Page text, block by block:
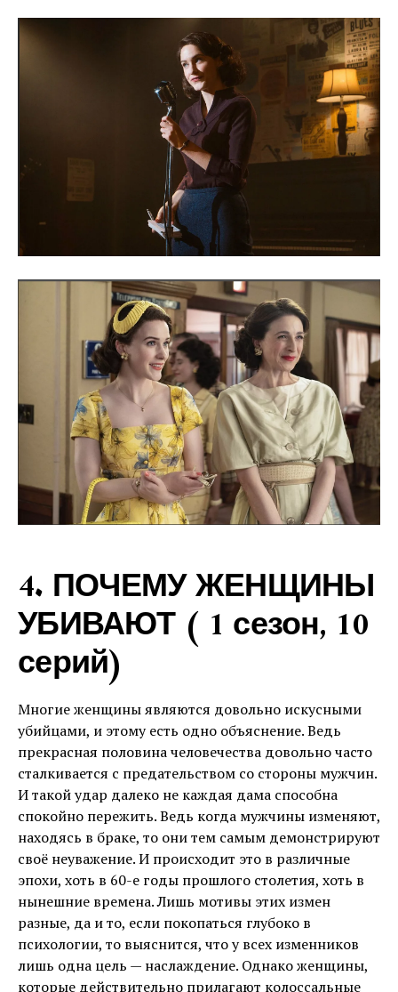
4. ПОЧЕМУ ЖЕНЩИНЫ
УБИВАЮТ ( 1 сезон, 10
серий)
Многие женщины являются довольно искусными
убийцами, и этому есть одно объяснение. Ведь
прекрасная половина человечества довольно часто
сталкивается с предательством со стороны мужчин.
И такой удар далеко не каждая дама способна
спокойно пережить. Ведь когда мужчины изменяют,
находясь в браке, то они тем самым демонстрируют
своё неуважение. И происходит это в различные
эпохи, хоть в 60-е годы прошлого столетия, хоть в
нынешние времена. Лишь мотивы этих измен
разные, да и то, если покопаться глубоко в
психологии, то выяснится, что у всех изменников
лишь одна цель — наслаждение. Однако женщины,
которые действительно прилагают колоссальные